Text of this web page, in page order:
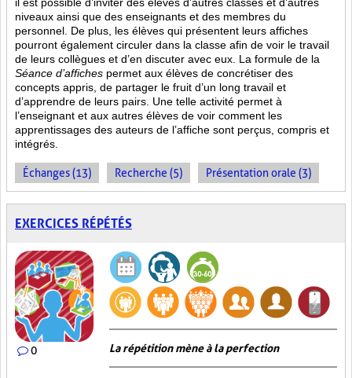
niveaux ainsi que des enseignants et des membres du
personnel. De plus, les élèves qui présentent leurs affiches
pourront également circuler dans la classe afin de voir le travail
de leurs collègues et d’en discuter avec eux. La formule de la
Séance d’affiches permet aux élèves de concrétiser des
concepts appris, de partager le fruit d’un long travail et
d’apprendre de leurs pairs. Une telle activité permet à
l’enseignant et aux autres élèves de voir comment les
apprentissages des auteurs de l’affiche sont perçus, compris et
intégrés.
Échanges (13) Recherche (5) Présentation orale (3)
EXERCICES RÉPÉTÉS
0 La répétition mène à la perfection